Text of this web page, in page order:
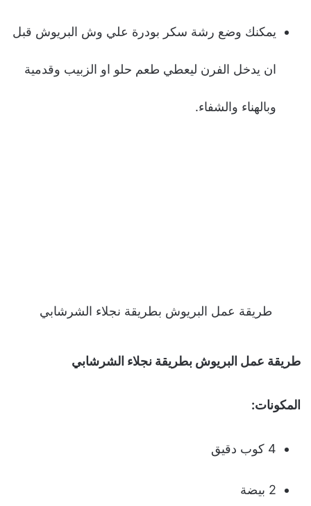
يمكنك وضع رشة سكر بودرة علي وش البريوش قبل
ان يدخل الفرن ليعطي طعم حلو او الزبيب وقدمية
وبالهناء والشفاء.
طريقة عمل البريوش بطريقة نجلاء الشرشابي
طريقة عمل البريوش بطريقة نجلاء الشرشابي
المكونات:
4 كوب دقيق
2 بيضة